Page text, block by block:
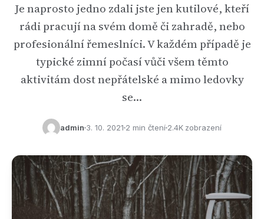
Je naprosto jedno zdali jste jen kutilové, kteří
rádi pracují na svém domě či zahradě, nebo
profesionální řemeslníci. V každém případě je
typické zimní počasí vůči všem těmto
aktivitám dost nepřátelské a mimo ledovky
se…
admin 3. 10. 2021 2 min čtení 2.4K zobrazení